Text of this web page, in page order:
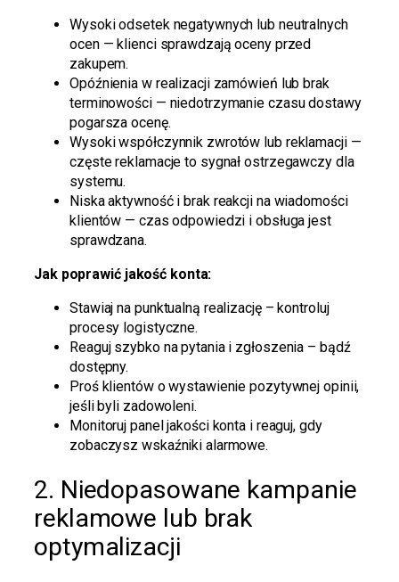
Wysoki odsetek negatywnych lub neutralnych
ocen — klienci sprawdzają oceny przed
zakupem.
Opóźnienia w realizacji zamówień lub brak
terminowości — niedotrzymanie czasu dostawy
pogarsza ocenę.
Wysoki współczynnik zwrotów lub reklamacji —
częste reklamacje to sygnał ostrzegawczy dla
systemu.
Niska aktywność i brak reakcji na wiadomości
klientów — czas odpowiedzi i obsługa jest
sprawdzana.
Jak poprawić jakość konta:
Stawiaj na punktualną realizację – kontroluj
procesy logistyczne.
Reaguj szybko na pytania i zgłoszenia – bądź
dostępny.
Proś klientów o wystawienie pozytywnej opinii,
jeśli byli zadowoleni.
Monitoruj panel jakości konta i reaguj, gdy
zobaczysz wskaźniki alarmowe.
2. Niedopasowane kampanie
reklamowe lub brak
optymalizacji